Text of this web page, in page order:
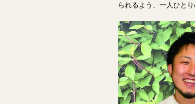
られるよう、一人ひと